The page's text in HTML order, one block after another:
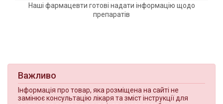
Наші фармацевти готові надати інформацію щодо
препаратів
Важливо
Інформація про товар, яка розміщена на сайті не
замінює консультацію лікаря та зміст інструкції для